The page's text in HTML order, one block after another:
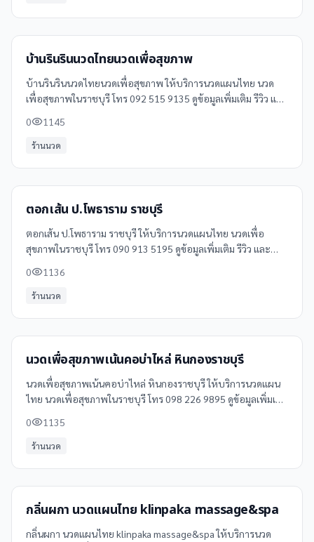
บ้านรินรินนวดไทยนวดเพื่อสุขภาพ
บ้านรินรินนวดไทยนวดเพื่อสุขภาพ ให้บริการนวดแผนไทย นวด
เพื่อสุขภาพในราชบุรี โทร 092 515 9135 ดูข้อมูลเพิ่มเติม รีวิว และ
0 1145
ร้านนวด
ตอกเส้น ป.โพธาราม ราชบุรี
ตอกเส้น ป.โพธาราม ราชบุรี ให้บริการนวดแผนไทย นวดเพื่อ
สุขภาพในราชบุรี โทร 090 913 5195 ดูข้อมูลเพิ่มเติม รีวิว และ
0 1136
ร้านนวด
นวดเพื่อสุขภาพเน้นคอบ่าไหล่ หินกองราชบุรี
นวดเพื่อสุขภาพเน้นคอบ่าไหล่ หินกองราชบุรี ให้บริการนวดแผน
ไทย นวดเพื่อสุขภาพในราชบุรี โทร 098 226 9895 ดูข้อมูลเพิ่มเติม
0 1135
ร้านนวด
กลิ่นผกา นวดแผนไทย klinpaka massage&spa
กลิ่นผกา นวดแผนไทย klinpaka massage&spa ให้บริการนวด